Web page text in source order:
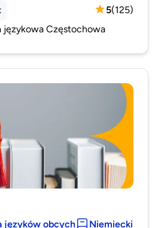
5(125)
językowa Częstochowa
języków obcych Niemiecki